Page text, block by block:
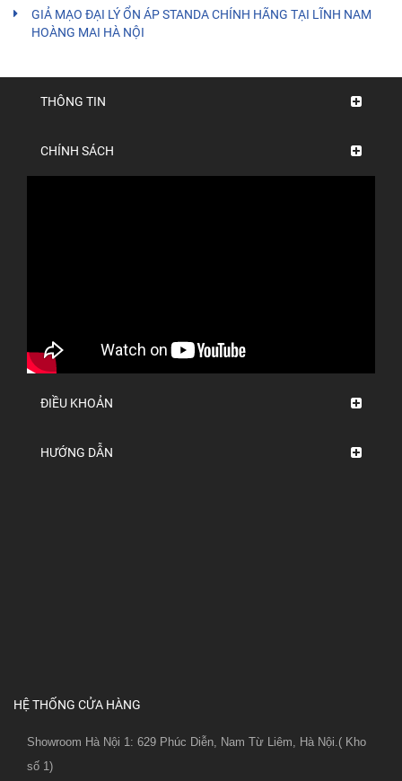
GIẢ MẠO ĐẠI LÝ ỔN ÁP STANDA CHÍNH HÃNG TẠI LĨNH NAM
HOÀNG MAI HÀ NỘI
THÔNG TIN
CHÍNH SÁCH
ĐIỀU KHOẢN
HƯỚNG DẪN
HỆ THỐNG CỬA HÀNG
Showroom Hà Nội 1: 629 Phúc Diễn, Nam Từ Liêm, Hà Nội.( Kho
số 1)